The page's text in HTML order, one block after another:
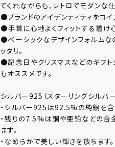
てくれながらも、レトロでモダンな
●ブランドのアイデンティティをコイ
●手首に心地よくフィットする着け
●ベーシックなデザインフォルム
ッタリ。
●記念日やクリスマスなどのギフト
もオススメです。
シルバー925（スターリングシルバー
・シルバー925は92.5%の純銀を含
・残りの7.5%は銅や亜鉛などの合
ます。
・なめらかで美しい輝きを放ちます。